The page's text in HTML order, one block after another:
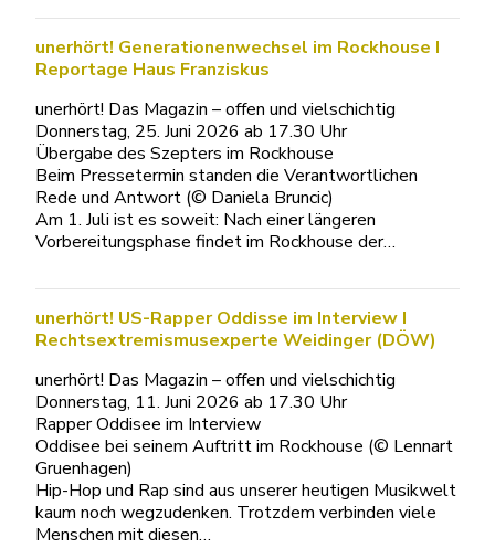
unerhört! Generationenwechsel im Rockhouse I
Reportage Haus Franziskus
unerhört! Das Magazin – offen und vielschichtig
Donnerstag, 25. Juni 2026 ab 17.30 Uhr
Übergabe des Szepters im Rockhouse
Beim Pressetermin standen die Verantwortlichen
Rede und Antwort (© Daniela Bruncic)
Am 1. Juli ist es soweit: Nach einer längeren
Vorbereitungsphase findet im Rockhouse der…
unerhört! US-Rapper Oddisse im Interview I
Rechtsextremismusexperte Weidinger (DÖW)
unerhört! Das Magazin – offen und vielschichtig
Donnerstag, 11. Juni 2026 ab 17.30 Uhr
Rapper Oddisee im Interview
Oddisee bei seinem Auftritt im Rockhouse (© Lennart
Gruenhagen)
Hip-Hop und Rap sind aus unserer heutigen Musikwelt
kaum noch wegzudenken. Trotzdem verbinden viele
Menschen mit diesen…